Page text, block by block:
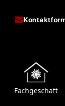
Fachgeschäft